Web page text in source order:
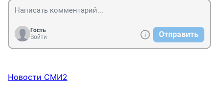
Гость
Войти
Отправить
Новости СМИ2